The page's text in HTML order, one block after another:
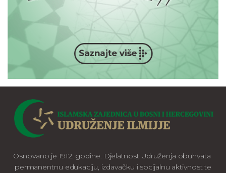
Osnovano je 1912. godine. Djelatnost Udruženja obuhvata
permanentnu edukaciju, izdavačku i socijalnu aktivnost te